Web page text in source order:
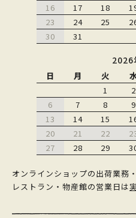
16
17 18
23
24 25
30
31
2026
日 月 火
1
2
6
7 8 9
13
14 15
20
21 22
27
28 29
オンラインショップの出荷業務
レストラン・物産館の営業日は